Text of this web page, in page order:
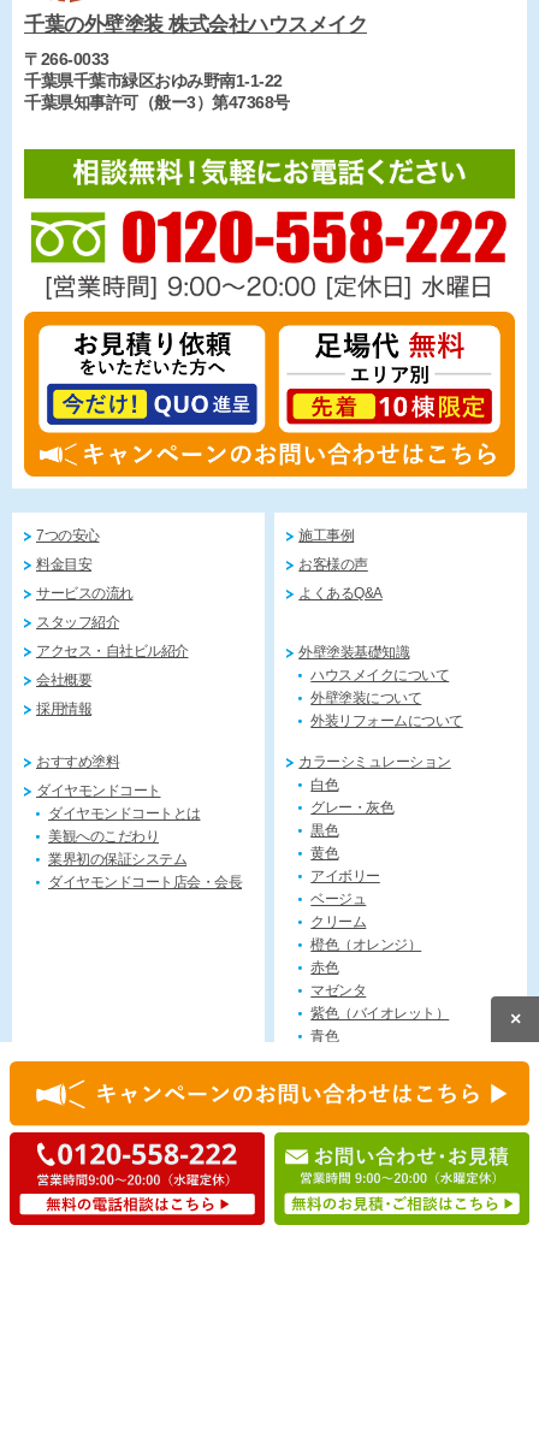
×
千葉の外壁塗装 株式会社ハウスメイク
〒266-0033
千葉県千葉市緑区おゆみ野南1-1-22
千葉県知事許可（般ー3）第47368号
7つの安心
料金目安
サービスの流れ
スタッフ紹介
アクセス・自社ビル紹介
会社概要
採用情報
施工事例
お客様の声
よくあるQ&A
外壁塗装基礎知識
ハウスメイクについて
外壁塗装について
外装リフォームについて
おすすめ塗料
ダイヤモンドコート
ダイヤモンドコートとは
美観へのこだわり
業界初の保証システム
ダイヤモンドコート店会・会長
カラーシミュレーション
白色
グレー・灰色
黒色
黄色
アイボリー
ベージュ
クリーム
橙色（オレンジ）
赤色
マゼンタ
紫色（バイオレット）
青色
緑色